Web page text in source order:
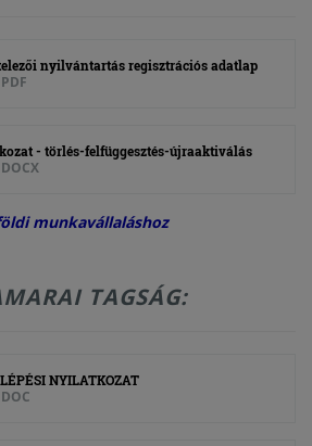
nyilvántartás regisztrációs adatlap
PDF
- törlés-felfüggesztés-újraaktiválás
DOCX
munkavállaláshoz
TAGSÁG:
NYILATKOZAT
DOC